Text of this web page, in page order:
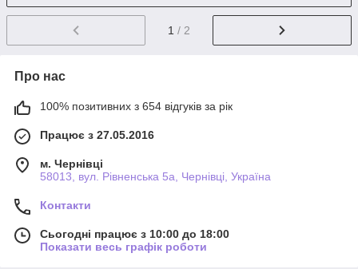
1 / 2
Про нас
100% позитивних з 654 відгуків за рік
Працює з 27.05.2016
м. Чернівці
58013, вул. Рівненська 5а, Чернівці, Україна
Контакти
Сьогодні працює з 10:00 до 18:00
Показати весь графік роботи